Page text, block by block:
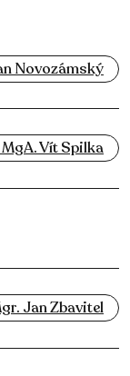
Novozámský
Vít Spilka
Jan Zbavitel